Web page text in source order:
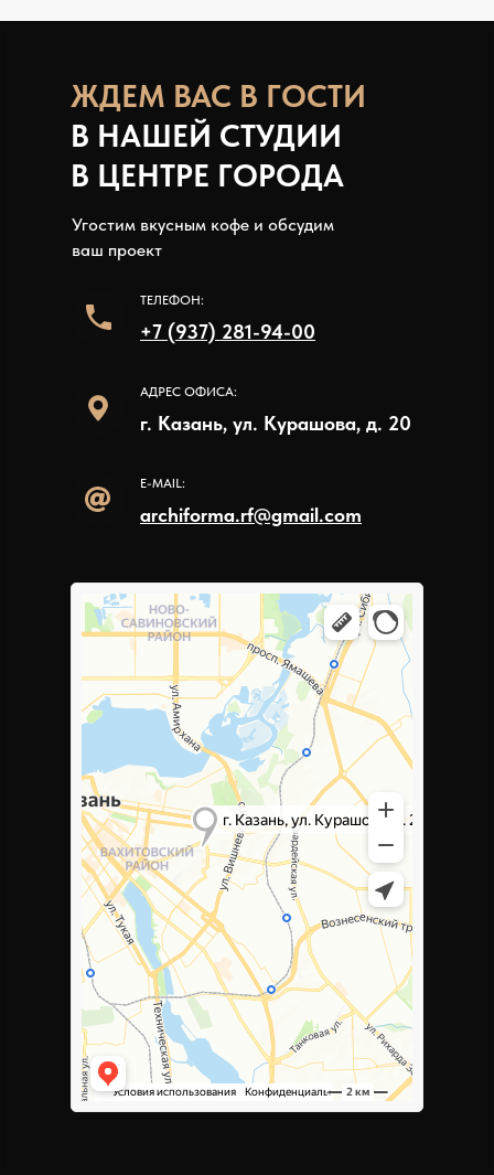
АДРЕС ОФИСА:
г. Казань, ул. Курашова, д. 20
ТЕЛЕФОН:
+7 (937) 281-94-00
E-MAIL:
archiforma.rf@gmail.com
Угостим вкусным кофе и обсудим
ваш проект
ЖДЕМ В АС В ГОСТИ
В НАШЕЙ СТУДИИ
В ЦЕНТРЕ ГОРОДА